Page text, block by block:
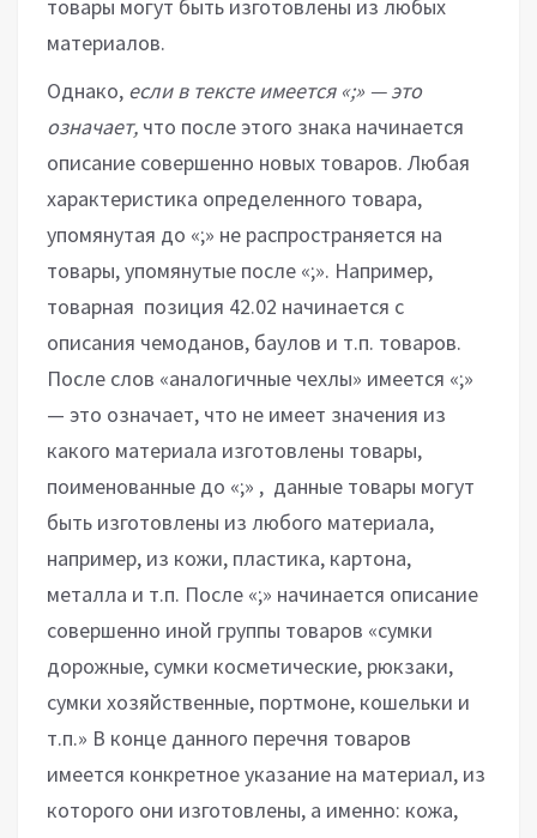
товары могут быть изготовлены из любых
материалов.
Однако, если в тексте имеется «;» — это
означает, что после этого знака начинается
описание совершенно новых товаров. Любая
характеристика определенного товара,
упомянутая до «;» не распространяется на
товары, упомянутые после «;». Например,
товарная позиция 42.02 начинается с
описания чемоданов, баулов и т.п. товаров.
После слов «аналогичные чехлы» имеется «;»
— это означает, что не имеет значения из
какого материала изготовлены товары,
поименованные до «;» , данные товары могут
быть изготовлены из любого материала,
например, из кожи, пластика, картона,
металла и т.п. После «;» начинается описание
совершенно иной группы товаров «сумки
дорожные, сумки косметические, рюкзаки,
сумки хозяйственные, портмоне, кошельки и
т.п.» В конце данного перечня товаров
имеется конкретное указание на материал, из
которого они изготовлены, а именно: кожа,